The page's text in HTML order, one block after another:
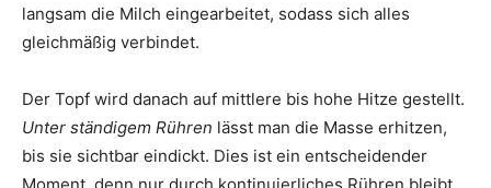
langsam die Milch eingearbeitet, sodass sich alles
gleichmäßig verbindet.
Der Topf wird danach auf mittlere bis hohe Hitze gestellt.
Unter ständigem Rühren lässt man die Masse erhitzen,
bis sie sichtbar eindickt. Dies ist ein entscheidender